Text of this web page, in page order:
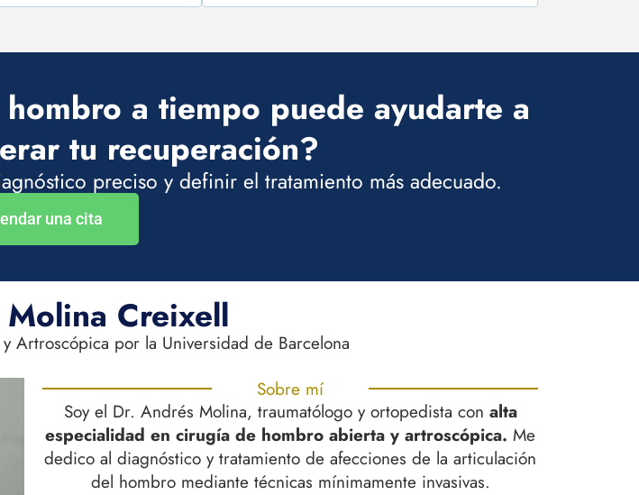
a tiempo puede ayudarte a
tu recuperación?
preciso y definir el tratamiento más adecuado.
una cita
Creixell
Artroscópica por la Universidad de Barcelona
Sobre mí
Soy el Dr. Andrés Molina, traumatólogo y ortopedista con alta
especialidad en cirugía de hombro abierta y artroscópica. Me
dedico al diagnóstico y tratamiento de afecciones de la articulación
del hombro mediante técnicas mínimamente invasivas.